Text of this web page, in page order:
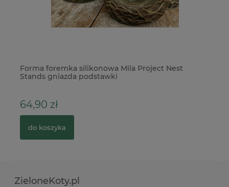
Forma foremka silikonowa Mila Project Nest
Stands gniazda podstawki
64,90 zł
do koszyka
ZieloneKoty.pl